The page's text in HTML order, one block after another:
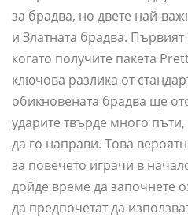
за брадва, но двете най-
и Златната брадва.
когато получите пакета
ключова разлика от
обикновената брадва ще
ударите твърде много
да го направи. Това
за повечето играчи в
дойде време да започнете
да предпочетат да